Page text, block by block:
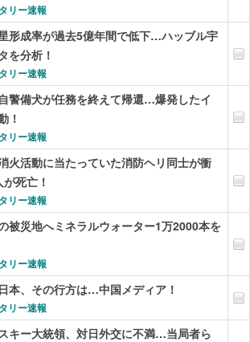
リー速報
形成率が過去5億年間で低下…ハッブル宇
を分析！
リー速報
警備犬が任務を終えて帰還…爆発したイ
！
リー速報
火活動に当たっていた消防ヘリ同士が衝
死亡！
リー速報
被災地へミネラルウォーター1万2000本を
リー速報
本、その行方は…中国メディア！
リー速報
キー大統領、対日外交に不満…当局者ら